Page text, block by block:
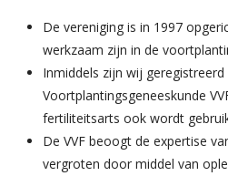
De vereniging is in 1997
werkzaam zijn in de
Inmiddels zijn wij geregistreerd
Voortplantingsgeneeskunde
fertiliteitsarts ook wordt
De VVF beoogt de expertise
vergroten door middel van